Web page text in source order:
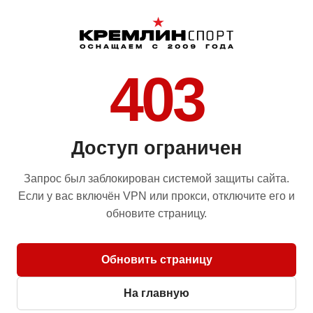
403
Доступ ограничен
Запрос был заблокирован системой защиты сайта.
Если у вас включён VPN или прокси, отключите его и
обновите страницу.
Обновить страницу
На главную